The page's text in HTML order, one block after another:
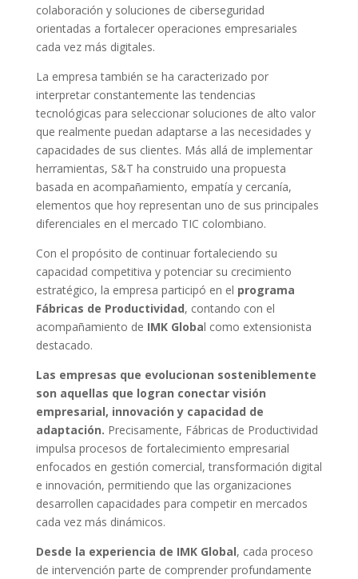
colaboración y soluciones de ciberseguridad
orientadas a fortalecer operaciones empresariales
cada vez más digitales.
La empresa también se ha caracterizado por
interpretar constantemente las tendencias
tecnológicas para seleccionar soluciones de alto valor
que realmente puedan adaptarse a las necesidades y
capacidades de sus clientes. Más allá de implementar
herramientas, S&T ha construido una propuesta
basada en acompañamiento, empatía y cercanía,
elementos que hoy representan uno de sus principales
diferenciales en el mercado TIC colombiano.
Con el propósito de continuar fortaleciendo su
capacidad competitiva y potenciar su crecimiento
estratégico, la empresa participó en el programa
Fábricas de Productividad, contando con el
acompañamiento de IMK Global como extensionista
destacado.
Las empresas que evolucionan sosteniblemente
son aquellas que logran conectar visión
empresarial, innovación y capacidad de
adaptación. Precisamente, Fábricas de Productividad
impulsa procesos de fortalecimiento empresarial
enfocados en gestión comercial, transformación digital
e innovación, permitiendo que las organizaciones
desarrollen capacidades para competir en mercados
cada vez más dinámicos.
Desde la experiencia de IMK Global, cada proceso
de intervención parte de comprender profundamente